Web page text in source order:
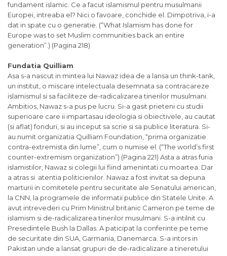
fundament islamic. Ce a facut islamismul pentru musulmanii
Europei, intreaba el? Nici o favoare, conchide el. Dimpotriva, i-a
dat in spate cu o generatie. (“What Islamism has done for
Europe was to set Muslim communities back an entire
generation”.) (Pagina 218)
Fundatia Quilliam
Asa s-a nascut in mintea lui Nawaz idea de a lansa un think-tank,
un institut, o miscare intelectuala desemnata sa contracareze
islamismul si sa faciliteze de-radicalizarea tinerilor musulmani.
Ambitios, Nawaz s-a pus pe lucru. Si-a gasit prieteni cu studii
superioare care ii impartasau ideologia si obiectivele, au cautat
(si aflat) fonduri, si au inceput sa scrie si sa publice literatura. Si-
au numit organizatia Quilliam Foundation, “prima organizatie
contra-extremista din lume”, cum o numise el. (“The world’s first
counter-extremism organization”) (Pagina 221) Asta a atras furia
islamistilor, Nawaz si colegii lui fiind amenintati cu moartea. Dar
a atras si atentia politicienilor. Nawaz a fost invitat sa depuna
marturii in comitetele pentru securitate ale Senatului american,
la CNN, la programele de informatii publice din Statele Unite. A
avut intrevederi cu Prim Ministrul britanic Cameron pe teme de
islamism si de-radicalizarea tinerilor musulmani. S-a intilnit cu
Presedintele Bush la Dallas. A paticipat la conferinte pe teme
de securitate din SUA, Garmania, Danemarca. S-a intors in
Pakistan unde a lansat grupuri de de-radicalizare a tineretului